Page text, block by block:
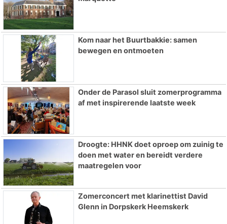
Kom naar het Buurtbakkie: samen
bewegen en ontmoeten
Onder de Parasol sluit zomerprogramma
af met inspirerende laatste week
Droogte: HHNK doet oproep om zuinig te
doen met water en bereidt verdere
maatregelen voor
Zomerconcert met klarinettist David
Glenn in Dorpskerk Heemskerk